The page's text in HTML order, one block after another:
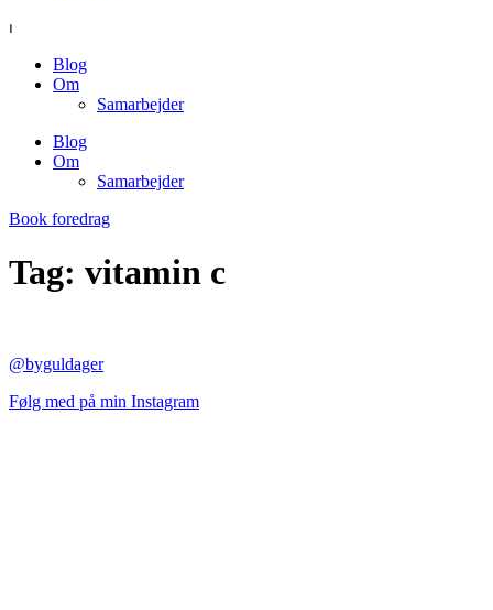
⏐
Blog
Om
Samarbejder
Blog
Om
Samarbejder
Book foredrag
Tag: vitamin c
@byguldager
Følg med på min Instagram